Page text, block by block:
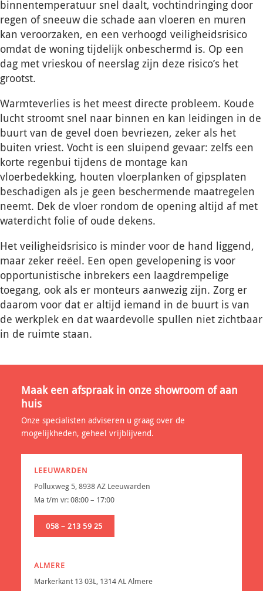
binnentemperatuur snel daalt, vochtindringing door
regen of sneeuw die schade aan vloeren en muren
kan veroorzaken, en een verhoogd veiligheidsrisico
omdat de woning tijdelijk onbeschermd is. Op een
dag met vrieskou of neerslag zijn deze risico’s het
grootst.
Warmteverlies is het meest directe probleem. Koude
lucht stroomt snel naar binnen en kan leidingen in de
buurt van de gevel doen bevriezen, zeker als het
buiten vriest. Vocht is een sluipend gevaar: zelfs een
korte regenbui tijdens de montage kan
vloerbedekking, houten vloerplanken of gipsplaten
beschadigen als je geen beschermende maatregelen
neemt. Dek de vloer rondom de opening altijd af met
waterdicht folie of oude dekens.
Het veiligheidsrisico is minder voor de hand liggend,
maar zeker reëel. Een open gevelopening is voor
opportunistische inbrekers een laagdrempelige
toegang, ook als er monteurs aanwezig zijn. Zorg er
daarom voor dat er altijd iemand in de buurt is van
de werkplek en dat waardevolle spullen niet zichtbaar
in de ruimte staan.
Maak een afspraak in onze showroom of aan
huis
Onze specialisten adviseren u graag over de
mogelijkheden, geheel vrijblijvend.
LEEUWARDEN
Polluxweg 5, 8938 AZ Leeuwarden
Ma t/m vr: 08:00 – 17:00
058 – 213 59 25
ALMERE
Markerkant 13 03L, 1314 AL Almere